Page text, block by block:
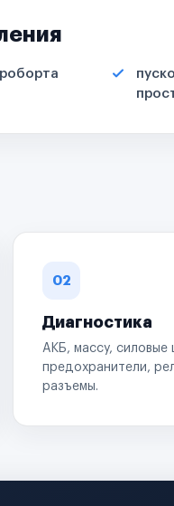
02
Диагностика
АКБ, массу, силовые
предохранители,
разъемы.